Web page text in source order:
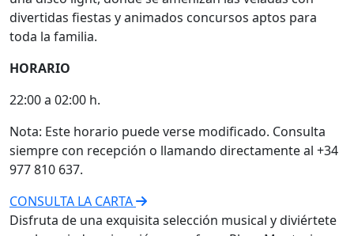
divertidas fiestas y animados concursos aptos para
toda la familia.
HORARIO
22:00 a 02:00 h.
Nota: Este horario puede verse modificado. Consulta
siempre con recepción o llamando directamente al +34
977 810 637.
CONSULTA LA CARTA
Disfruta de una exquisita selección musical y diviértete